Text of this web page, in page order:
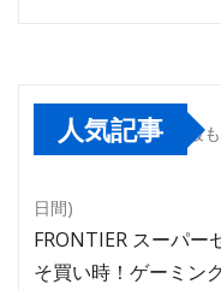
人気記事 最
日間)
FRONTIER スーパー
そ買い時！ゲーミン